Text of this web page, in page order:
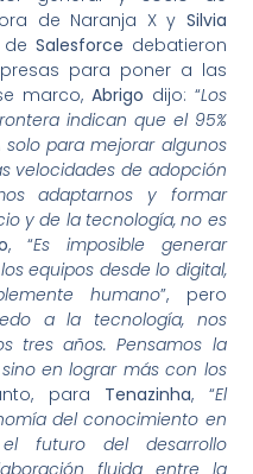
de Naranja X y Silvia
Salesforce debatieron
para poner a las
marco,Abrigo dijo: “Los
indican que el 95%
solo para mejorar algunos
velocidades de adopción
adaptarnos y formar
y de la tecnología, no es
, “Es imposible generar
equipos desde lo digital,
humano”, pero
a la tecnología, nos
tres años. Pensamos la
en lograr más con los
para Tenazinha, “El
del conocimiento en
futuro del desarrollo
fluida entre la